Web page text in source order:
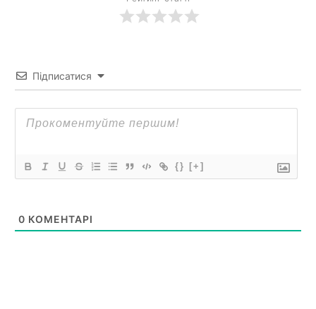
Підписатися
{} [+]
0 КОМЕНТАРІ